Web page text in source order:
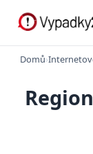
Domů›